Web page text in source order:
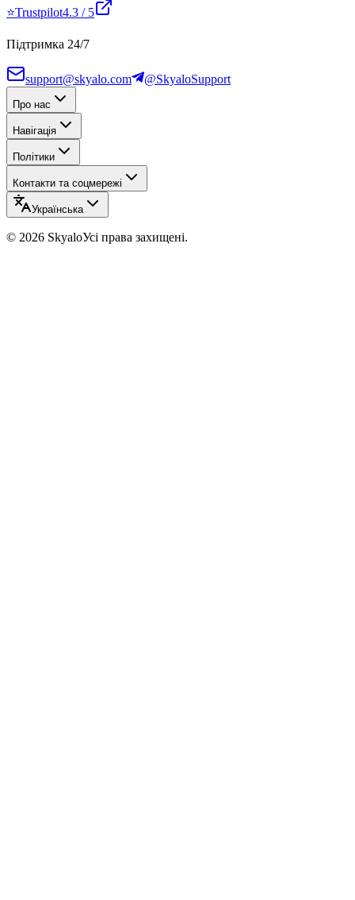
⭐Trustpilot4.3 / 5
Підтримка 24/7
support@skyalo.com @SkyaloSupport
Про нас
Навігація
Політики
Контакти та соцмережі
Українська
© 2026 SkyaloУсі права захищені.